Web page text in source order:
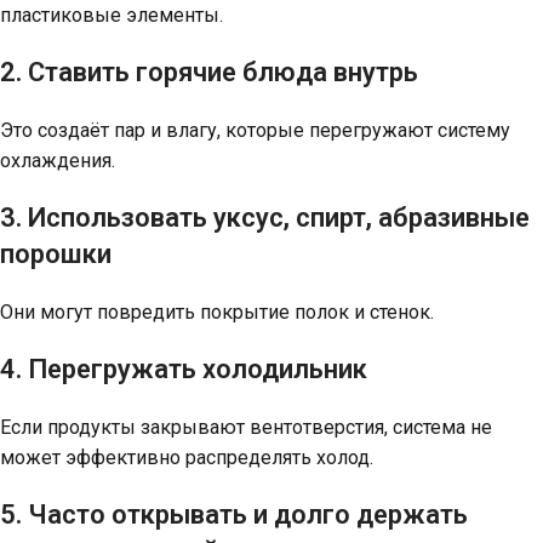
пластиковые элементы.
2. Ставить горячие блюда внутрь
Это создаёт пар и влагу, которые перегружают систему
охлаждения.
3. Использовать уксус, спирт, абразивные
порошки
Они могут повредить покрытие полок и стенок.
4. Перегружать холодильник
Если продукты закрывают вентотверстия, система не
может эффективно распределять холод.
5. Часто открывать и долго держать